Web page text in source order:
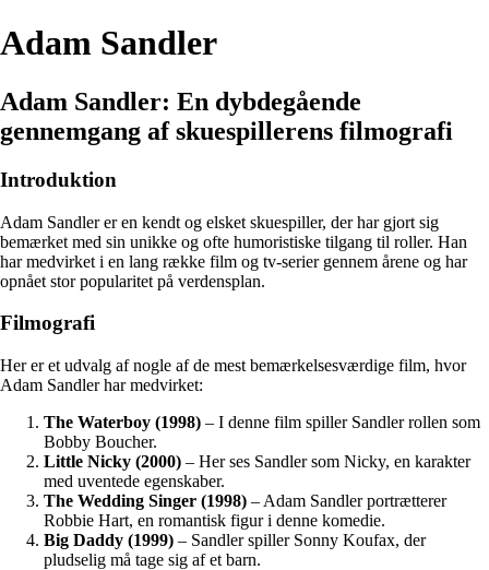
Adam Sandler
Adam Sandler: En dybdegående
gennemgang af skuespillerens filmografi
Introduktion
Adam Sandler er en kendt og elsket skuespiller, der har gjort sig
bemærket med sin unikke og ofte humoristiske tilgang til roller. Han
har medvirket i en lang række film og tv-serier gennem årene og har
opnået stor popularitet på verdensplan.
Filmografi
Her er et udvalg af nogle af de mest bemærkelsesværdige film, hvor
Adam Sandler har medvirket:
The Waterboy (1998) – I denne film spiller Sandler rollen som
Bobby Boucher.
Little Nicky (2000) – Her ses Sandler som Nicky, en karakter
med uventede egenskaber.
The Wedding Singer (1998) – Adam Sandler portrætterer
Robbie Hart, en romantisk figur i denne komedie.
Big Daddy (1999) – Sandler spiller Sonny Koufax, der
pludselig må tage sig af et barn.